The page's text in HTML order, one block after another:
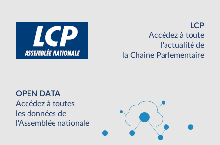
LCP
Accédez à toute
l'actualité de
la Chaine Parlementaire
OPEN DATA
Accédez à toutes
les données de
l'Assemblée nationale